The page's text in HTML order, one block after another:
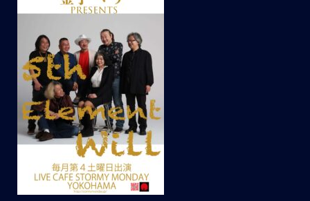
ベ
ナ
ビ
ゲ
ー
シ